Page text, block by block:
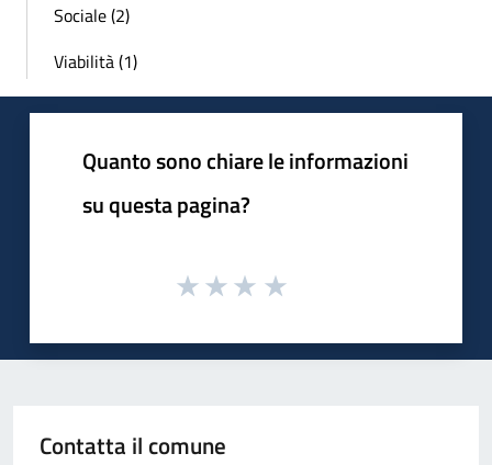
Sociale (2)
Viabilità (1)
Quanto sono chiare le informazioni
su questa pagina?
Contatta il comune